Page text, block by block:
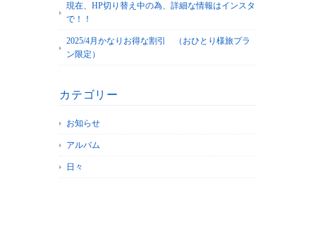
現在、HP切り替え中の為、詳細な情報はインスタ
で！！
2025/4月かなりお得な割引 （おひとり様旅プラ
ン限定）
カテゴリー
お知らせ
アルバム
日々